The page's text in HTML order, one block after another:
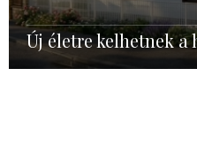
Új életre kelhetnek